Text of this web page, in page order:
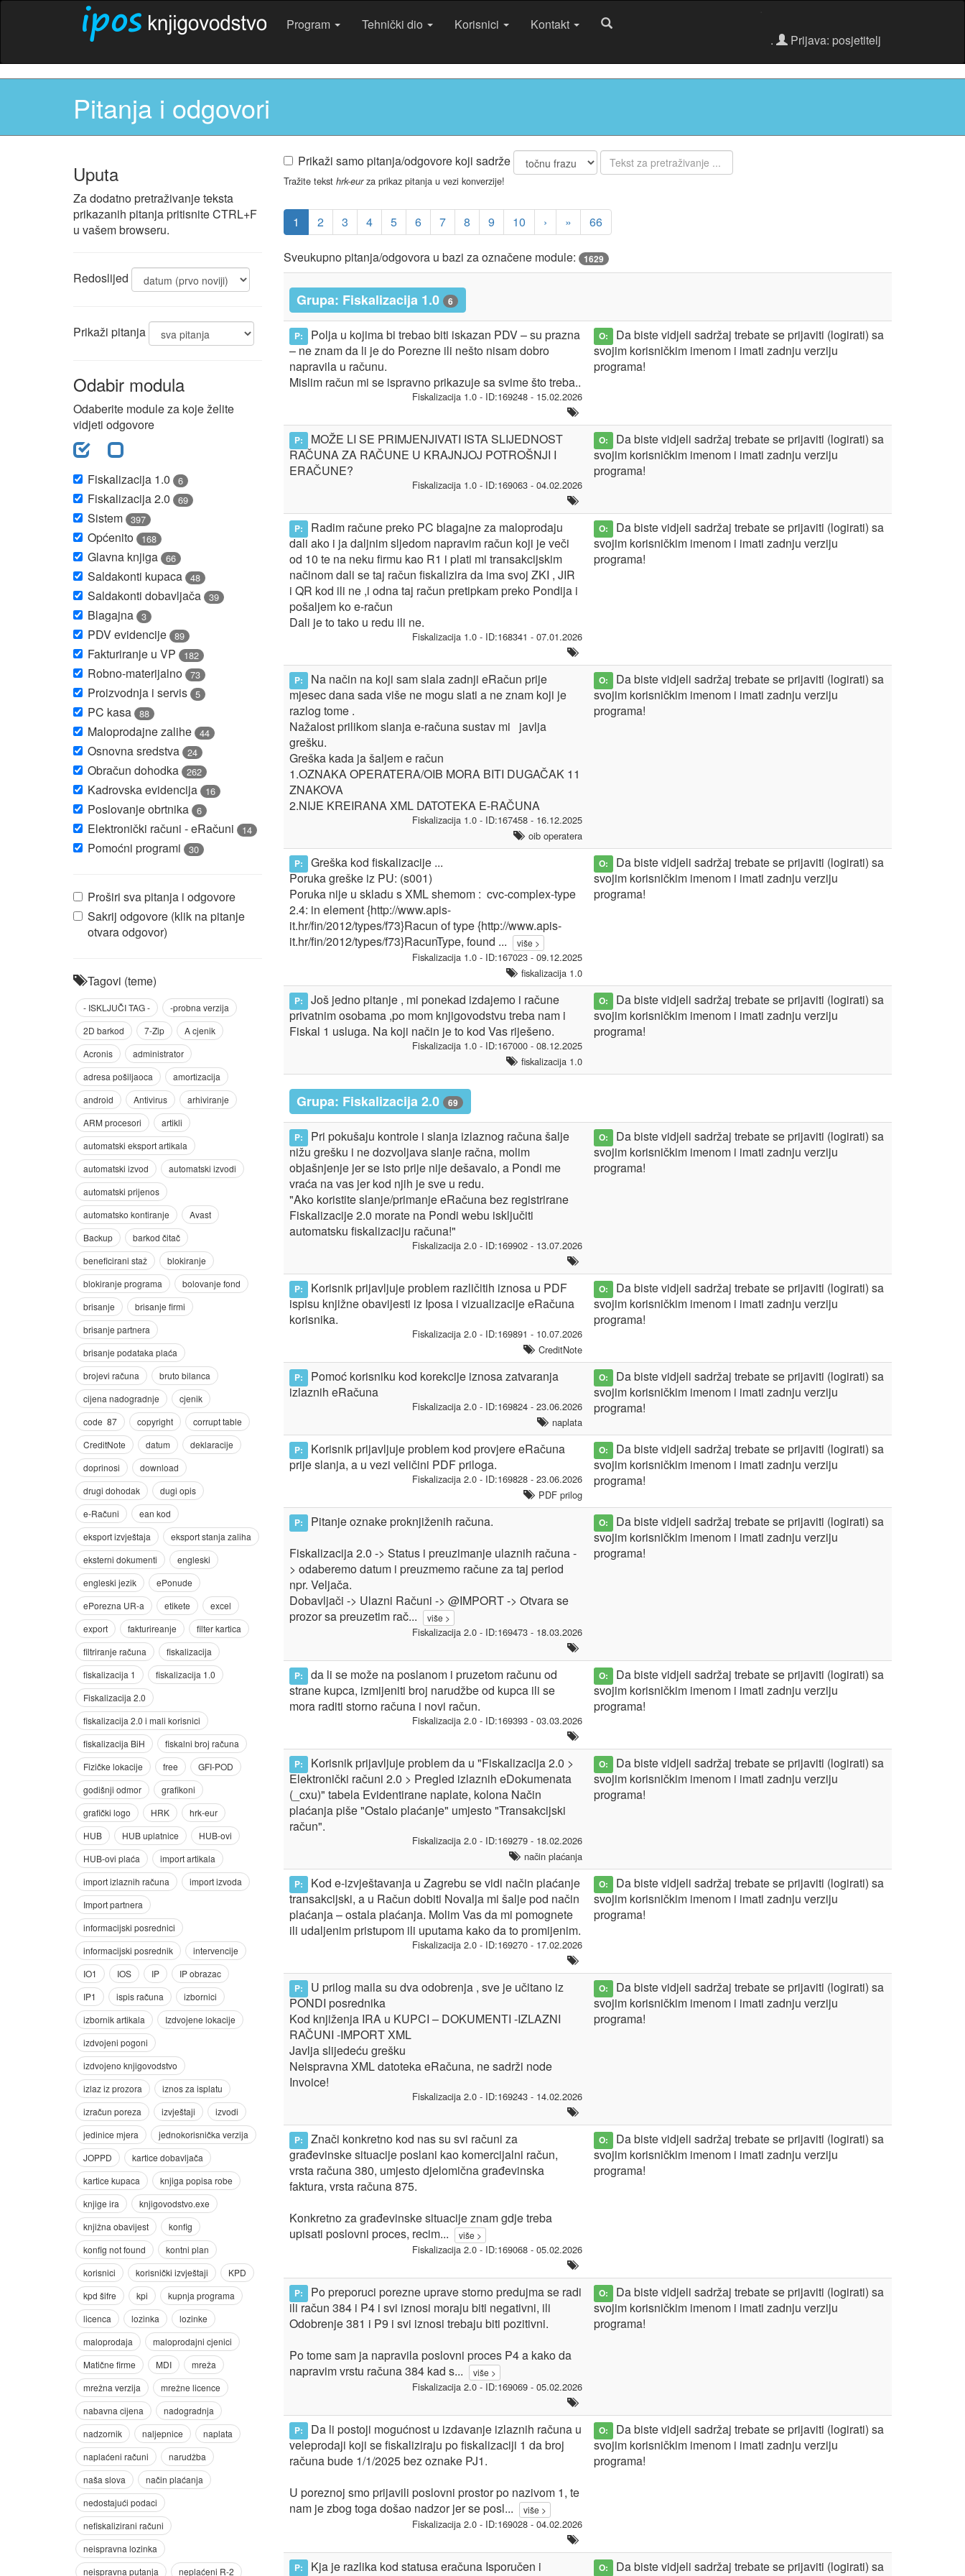
Program Tehnički dio Korisnici Kontakt
.
Prijava: posjetitelj
Pitanja i odgovori
Uputa
Za dodatno pretraživanje teksta
prikazanih pitanja pritisnite CTRL+F
u vašem browseru.
Redoslijed
Prikaži pitanja
Odabir modula
Odaberite module za koje želite
vidjeti odgovore
Fiskalizacija 1.0 6
Fiskalizacija 2.0 69
Sistem 397
Općenito 168
Glavna knjiga 66
Saldakonti kupaca 48
Saldakonti dobavljača 39
Blagajna 3
PDV evidencije 89
Fakturiranje u VP 182
Robno-materijalno 73
Proizvodnja i servis 5
PC kasa 88
Maloprodajne zalihe 44
Osnovna sredstva 24
Obračun dohodka 262
Kadrovska evidencija 16
Poslovanje obrtnika 6
Elektronički računi - eRačuni 14
Pomoćni programi 30
Proširi sva pitanja i odgovore
Sakrij odgovore (klik na pitanje
otvara odgovor)
Tagovi (teme)
Prikaži samo pitanja/odgovore koji sadrže
Tražite tekst hrk-eurza prikaz pitanja u vezi konverzije!
1 2 3 4 5 6 7 8 9 10 › » 66
Sveukupno pitanja/odgovora u bazi za označene module: 1629
Grupa: Fiskalizacija 1.0 6
P: Polja u kojima bi trebao biti iskazan PDV – su prazna
– ne znam da li je do Porezne ili nešto nisam dobro
napravila u računu.
Mislim račun mi se ispravno prikazuje sa svime što treba..
Fiskalizacija 1.0 - ID:169248 - 15.02.2026
O: Da biste vidjeli sadržaj trebate se prijaviti (logirati) sa
svojim korisničkim imenom i imati zadnju verziju
programa!
P: MOŽE LI SE PRIMJENJIVATI ISTA SLIJEDNOST
RAČUNA ZA RAČUNE U KRAJNJOJ POTROŠNJI I
ERAČUNE?
Fiskalizacija 1.0 - ID:169063 - 04.02.2026
O: Da biste vidjeli sadržaj trebate se prijaviti (logirati) sa
svojim korisničkim imenom i imati zadnju verziju
programa!
P: Radim račune preko PC blagajne za maloprodaju
dali ako i ja daljnim sljedom napravim račun koji je veči
od 10 te na neku firmu kao R1 i plati mi transakcijskim
načinom dali se taj račun fiskalizira da ima svoj ZKI , JIR
i QR kod ili ne ,i odna taj račun pretipkam preko Pondija i
pošaljem ko e-račun
Dali je to tako u redu ili ne.
Fiskalizacija 1.0 - ID:168341 - 07.01.2026
O: Da biste vidjeli sadržaj trebate se prijaviti (logirati) sa
svojim korisničkim imenom i imati zadnju verziju
programa!
P: Na način na koji sam slala zadnji eRačun prije
mjesec dana sada više ne mogu slati a ne znam koji je
razlog tome .
Nažalost prilikom slanja e-računa sustav mi javlja
grešku.
Greška kada ja šaljem e račun
1.OZNAKA OPERATERA/OIB MORA BITI DUGAČAK 11
ZNAKOVA
2.NIJE KREIRANA XML DATOTEKA E-RAČUNA
Fiskalizacija 1.0 - ID:167458 - 16.12.2025
oib operatera
O: Da biste vidjeli sadržaj trebate se prijaviti (logirati) sa
svojim korisničkim imenom i imati zadnju verziju
programa!
P: Greška kod fiskalizacije ...
Poruka greške iz PU: (s001)
Poruka nije u skladu s XML shemom : cvc-complex-type
2.4: in element {http://www.apis-
it.hr/fin/2012/types/f73}Racun of type {http://www.apis-
it.hr/fin/2012/types/f73}RacunType, found ... više >
Fiskalizacija 1.0 - ID:167023 - 09.12.2025
fiskalizacija 1.0
O: Da biste vidjeli sadržaj trebate se prijaviti (logirati) sa
svojim korisničkim imenom i imati zadnju verziju
programa!
P: Još jedno pitanje , mi ponekad izdajemo i račune
privatnim osobama ,po mom knjigovodstvu treba nam i
Fiskal 1 usluga. Na koji način je to kod Vas riješeno.
Fiskalizacija 1.0 - ID:167000 - 08.12.2025
fiskalizacija 1.0
O: Da biste vidjeli sadržaj trebate se prijaviti (logirati) sa
svojim korisničkim imenom i imati zadnju verziju
programa!
Grupa: Fiskalizacija 2.0 69
P: Pri pokušaju kontrole i slanja izlaznog računa šalje
nižu grešku i ne dozvoljava slanje račna, molim
objašnjenje jer se isto prije nije dešavalo, a Pondi me
vraća na vas jer kod njih je sve u redu.
"Ako koristite slanje/primanje eRačuna bez registrirane
Fiskalizacije 2.0 morate na Pondi webu isključiti
automatsku fiskalizaciju računa!"
Fiskalizacija 2.0 - ID:169902 - 13.07.2026
O: Da biste vidjeli sadržaj trebate se prijaviti (logirati) sa
svojim korisničkim imenom i imati zadnju verziju
programa!
P: Korisnik prijavljuje problem različitih iznosa u PDF
ispisu knjižne obavijesti iz Iposa i vizualizacije eRačuna
korisnika.
Fiskalizacija 2.0 - ID:169891 - 10.07.2026
CreditNote
O: Da biste vidjeli sadržaj trebate se prijaviti (logirati) sa
svojim korisničkim imenom i imati zadnju verziju
programa!
P: Pomoć korisniku kod korekcije iznosa zatvaranja
izlaznih eRačuna
Fiskalizacija 2.0 - ID:169824 - 23.06.2026
naplata
O: Da biste vidjeli sadržaj trebate se prijaviti (logirati) sa
svojim korisničkim imenom i imati zadnju verziju
programa!
P: Korisnik prijavljuje problem kod provjere eRačuna
prije slanja, a u vezi veličini PDF priloga.
Fiskalizacija 2.0 - ID:169828 - 23.06.2026
PDF prilog
O: Da biste vidjeli sadržaj trebate se prijaviti (logirati) sa
svojim korisničkim imenom i imati zadnju verziju
programa!
P: Pitanje oznake proknjiženih računa.
Fiskalizacija 2.0 -> Status i preuzimanje ulaznih računa -
> odaberemo datum i preuzmemo račune za taj period
npr. Veljača.
Dobavljači -> Ulazni Računi -> @IMPORT -> Otvara se
prozor sa preuzetim rač... više >
Fiskalizacija 2.0 - ID:169473 - 18.03.2026
O: Da biste vidjeli sadržaj trebate se prijaviti (logirati) sa
svojim korisničkim imenom i imati zadnju verziju
programa!
P: da li se može na poslanom i pruzetom računu od
strane kupca, izmijeniti broj narudžbe od kupca ili se
mora raditi storno računa i novi račun.
Fiskalizacija 2.0 - ID:169393 - 03.03.2026
O: Da biste vidjeli sadržaj trebate se prijaviti (logirati) sa
svojim korisničkim imenom i imati zadnju verziju
programa!
P: Korisnik prijavljuje problem da u "Fiskalizacija 2.0 >
Elektronički računi 2.0 > Pregled izlaznih eDokumenata
(_cxu)" tabela Evidentirane naplate, kolona Način
plaćanja piše "Ostalo plaćanje" umjesto "Transakcijski
račun".
Fiskalizacija 2.0 - ID:169279 - 18.02.2026
način plaćanja
O: Da biste vidjeli sadržaj trebate se prijaviti (logirati) sa
svojim korisničkim imenom i imati zadnju verziju
programa!
P: Kod e-izvještavanja u Zagrebu se vidi način plaćanje
transakcijski, a u Račun dobiti Novalja mi šalje pod način
plaćanja – ostala plaćanja. Molim Vas da mi pomognete
ili udaljenim pristupom ili uputama kako da to promijenim.
Fiskalizacija 2.0 - ID:169270 - 17.02.2026
O: Da biste vidjeli sadržaj trebate se prijaviti (logirati) sa
svojim korisničkim imenom i imati zadnju verziju
programa!
P: U prilog maila su dva odobrenja , sve je učitano iz
PONDI posrednika
Kod knjiženja IRA u KUPCI – DOKUMENTI -IZLAZNI
RAČUNI -IMPORT XML
Javlja slijedeću grešku
Neispravna XML datoteka eRačuna, ne sadrži node
Invoice!
Fiskalizacija 2.0 - ID:169243 - 14.02.2026
O: Da biste vidjeli sadržaj trebate se prijaviti (logirati) sa
svojim korisničkim imenom i imati zadnju verziju
programa!
P: Znači konkretno kod nas su svi računi za
građevinske situacije poslani kao komercijalni račun,
vrsta računa 380, umjesto djelomična građevinska
faktura, vrsta računa 875.
Konkretno za građevinske situacije znam gdje treba
upisati poslovni proces, recim... više >
Fiskalizacija 2.0 - ID:169068 - 05.02.2026
O: Da biste vidjeli sadržaj trebate se prijaviti (logirati) sa
svojim korisničkim imenom i imati zadnju verziju
programa!
P: Po preporuci porezne uprave storno predujma se radi
ili račun 384 i P4 i svi iznosi moraju biti negativni, ili
Odobrenje 381 i P9 i svi iznosi trebaju biti pozitivni.
Po tome sam ja napravila poslovni proces P4 a kako da
napravim vrstu računa 384 kad s... više >
Fiskalizacija 2.0 - ID:169069 - 05.02.2026
O: Da biste vidjeli sadržaj trebate se prijaviti (logirati) sa
svojim korisničkim imenom i imati zadnju verziju
programa!
P: Da li postoji mogućnost u izdavanje izlaznih računa u
veleprodaji koji se fiskaliziraju po fiskalizaciji 1 da broj
računa bude 1/1/2025 bez oznake PJ1.
U poreznoj smo prijavili poslovni prostor po nazivom 1, te
nam je zbog toga došao nadzor jer se posl... više >
Fiskalizacija 2.0 - ID:169028 - 04.02.2026
O: Da biste vidjeli sadržaj trebate se prijaviti (logirati) sa
svojim korisničkim imenom i imati zadnju verziju
programa!
P: Kja je razlika kod statusa eračuna Isporučen i
O: Da biste vidjeli sadržaj trebate se prijaviti (logirati) sa